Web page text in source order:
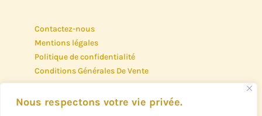
Nous respectons votre vie privée.
Contactez-nous
Mentions légales
Politique de confidentialité
Conditions Générales De Vente
Contact us